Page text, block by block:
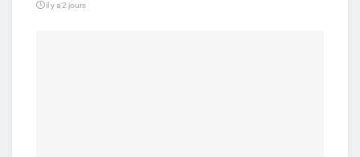
il y a 2 jours